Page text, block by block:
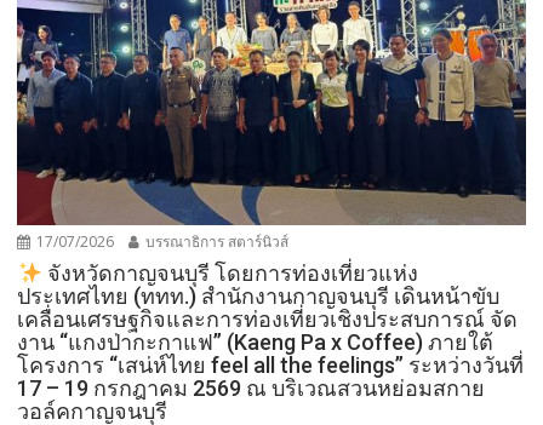
17/07/2026 บรรณาธิการ สตาร์นิวส์
จังหวัดกาญจนบุรี โดยการท่องเที่ยวแห่ง
ประเทศไทย (ททท.) สำนักงานกาญจนบุรี เดินหน้าขับ
เคลื่อนเศรษฐกิจและการท่องเที่ยวเชิงประสบการณ์ จัด
งาน “แกงป่ากะกาแฟ” (Kaeng Pa x Coffee) ภายใต้
โครงการ “เสน่ห์ไทย feel all the feelings” ระหว่างวันที่
17 – 19 กรกฎาคม 2569 ณ บริเวณสวนหย่อมสกาย
วอล์คกาญจนบุรี